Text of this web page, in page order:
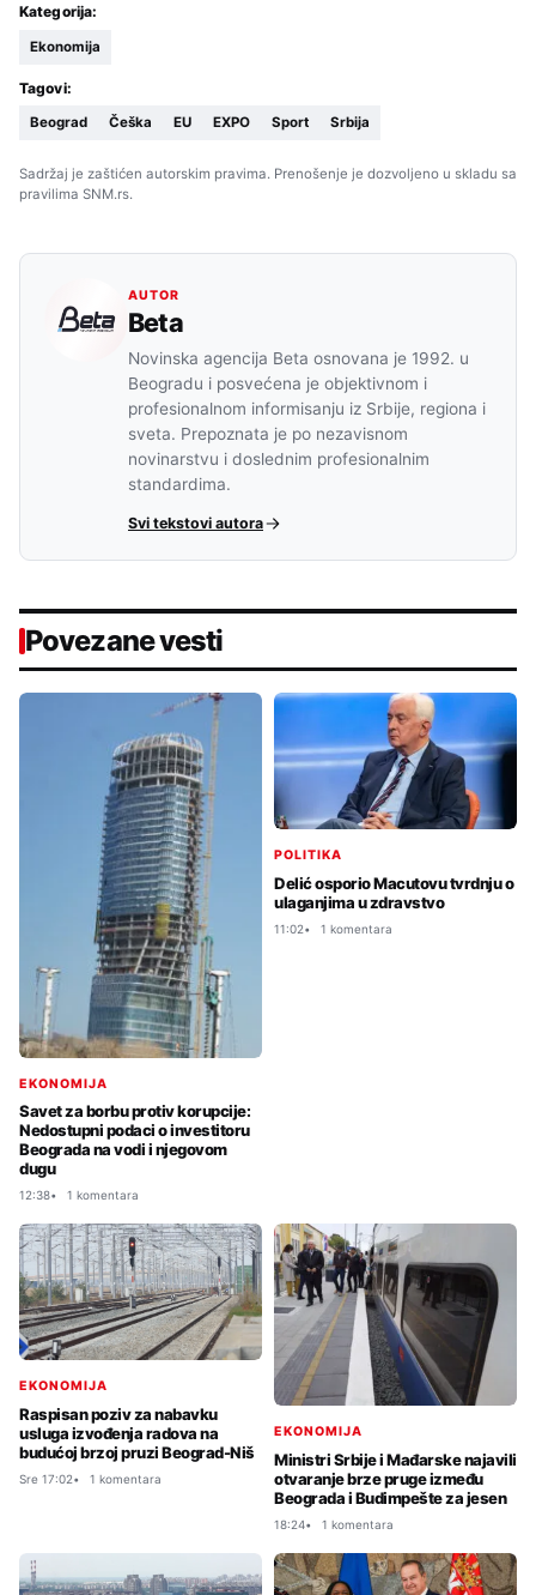
Kategorija:
Ekonomija
Tagovi:
Beograd Češka EU EXPO Sport Srbija
Sadržaj je zaštićen autorskim pravima. Prenošenje je dozvoljeno u skladu sa
pravilima SNM.rs.
AUTOR
Beta
Novinska agencija Beta osnovana je 1992. u
Beogradu i posvećena je objektivnom i
profesionalnom informisanju iz Srbije, regiona i
sveta. Prepoznata je po nezavisnom
novinarstvu i doslednim profesionalnim
standardima.
Svi tekstovi autora
Povezane vesti
EKONOMIJA
Savet za borbu protiv korupcije:
Nedostupni podaci o investitoru
Beograda na vodi i njegovom
dugu
12:38 1 komentara
POLITIKA
Delić osporio Macutovu tvrdnju o
ulaganjima u zdravstvo
11:02 1 komentara
EKONOMIJA
Raspisan poziv za nabavku
usluga izvođenja radova na
budućoj brzoj pruzi Beograd-Niš
Sre 17:02 1 komentara
EKONOMIJA
Ministri Srbije i Mađarske najavili
otvaranje brze pruge između
Beograda i Budimpešte za jesen
18:24 1 komentara